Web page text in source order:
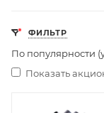
ФИЛЬТР
По популярности
Показать